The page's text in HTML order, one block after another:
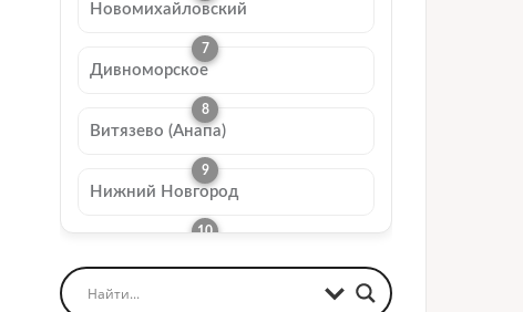
Новомихайловский
Дивноморское
Витязево (Анапа)
Нижний Новгород